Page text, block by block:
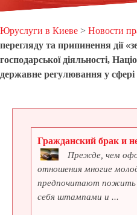
Юруслуги в Киеве > Новости
перегляду та припинення дії
господарської діяльності,
державне регулювання у сфері
Гражданский брак и
Прежде, чем
отношения многие
предпочитают пожить
себя штампами и ...